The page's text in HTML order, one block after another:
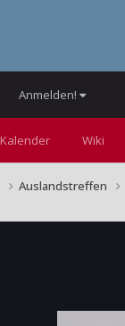
Kalender Wiki
Anmelden!
Auslandstreffen